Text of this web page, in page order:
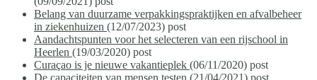
Belang van duurzame verpakkingspraktijken en afvalbeheer
in ziekenhuizen (12/07/2023) post
Aandachtspunten voor het selecteren van een rijschool in
Heerlen (19/03/2020) post
Curaçao is je nieuwe vakantieplek (06/11/2020) post
De capaciteiten van mensen testen (21/04/2021) post